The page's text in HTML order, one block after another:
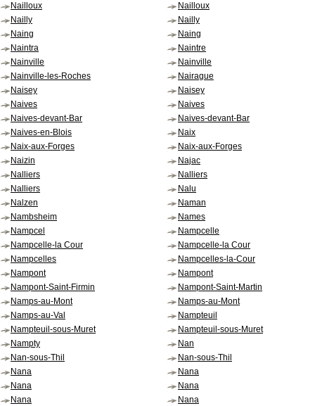
Nailloux
Nailloux
Nailly
Nailly
Naing
Naing
Naintra
Naintre
Nainville
Nainville
Nainville-les-Roches
Nairague
Naisey
Naisey
Naives
Naives
Naives-devant-Bar
Naives-devant-Bar
Naives-en-Blois
Naix
Naix-aux-Forges
Naix-aux-Forges
Naizin
Najac
Nalliers
Nalliers
Nalliers
Nalu
Nalzen
Naman
Nambsheim
Names
Nampcel
Nampcelle
Nampcelle-la Cour
Nampcelle-la Cour
Nampcelles
Nampcelles-la-Cour
Nampont
Nampont
Nampont-Saint-Firmin
Nampont-Saint-Martin
Namps-au-Mont
Namps-au-Mont
Namps-au-Val
Nampteuil
Nampteuil-sous-Muret
Nampteuil-sous-Muret
Nampty
Nan
Nan-sous-Thil
Nan-sous-Thil
Nana
Nana
Nana
Nana
Nana
Nana